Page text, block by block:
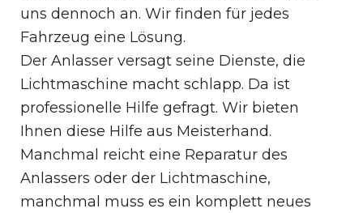
uns dennoch an. Wir finden für jedes
Fahrzeug eine Lösung.
Der Anlasser versagt seine Dienste, die
Lichtmaschine macht schlapp. Da ist
professionelle Hilfe gefragt. Wir bieten
Ihnen diese Hilfe aus Meisterhand.
Manchmal reicht eine Reparatur des
Anlassers oder der Lichtmaschine,
manchmal muss es ein komplett neues